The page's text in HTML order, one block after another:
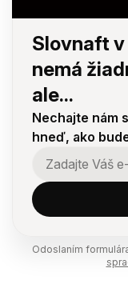
Slovnaft
nemá
ale...
Nechajte nám
hneď, ako
Odoslaním